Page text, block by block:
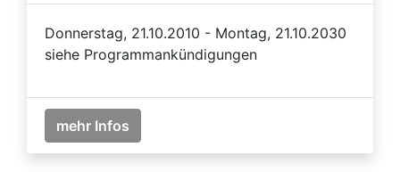
Donnerstag, 21.10.2010 - Montag, 21.10.2030
siehe Programmankündigungen
mehr Infos